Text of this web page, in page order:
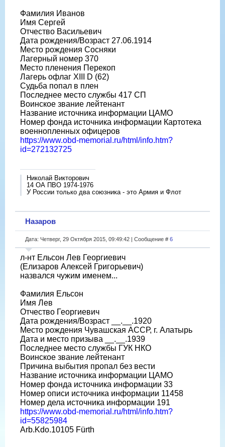
Фамилия Иванов
Имя Сергей
Отчество Васильевич
Дата рождения/Возраст 27.06.1914
Место рождения Сосняки
Лагерный номер 370
Место пленения Перекоп
Лагерь офлаг XIII D (62)
Судьба попал в плен
Последнее место службы 417 СП
Воинское звание лейтенант
Название источника информации ЦАМО
Номер фонда источника информации Картотека
военнопленных офицеров
https://www.obd-memorial.ru/html/info.htm?
id=272132725
Николай Викторович
14 ОА ПВО 1974-1976
У России только два союзника - это Армия и Флот
Назаров
Дата: Четверг, 29 Октября 2015, 09:49:42 | Сообщение # 6
л-нт Ельсон Лев Георгиевич
(Елизаров Алексей Григорьевич)
назвался чужим именем...
Фамилия Ельсон
Имя Лев
Отчество Георгиевич
Дата рождения/Возраст __.__.1920
Место рождения Чувашская АССР, г. Алатырь
Дата и место призыва __.__.1939
Последнее место службы ГУК НКО
Воинское звание лейтенант
Причина выбытия пропал без вести
Название источника информации ЦАМО
Номер фонда источника информации 33
Номер описи источника информации 11458
Номер дела источника информации 191
https://www.obd-memorial.ru/html/info.htm?
id=55825984
Arb.Kdo.10105 Fürth